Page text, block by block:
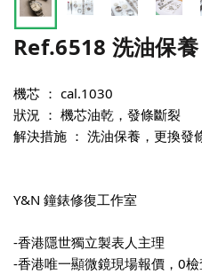
Ref.6518 洗油保養
機芯 ： cal.1030
狀況 ： 機芯油乾，發條斷裂
解決措施 ： 洗油保養，更換發
Y&N 鐘錶修復工作室
-香港隱世獨立製表人主理
-香港唯一顯微鏡現場報價，0